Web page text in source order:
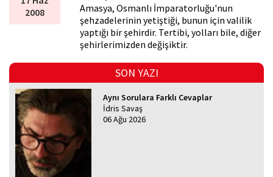
2008
Amasya, Osmanlı İmparatorluğu'nun
şehzadelerinin yetiştiği, bunun için valilik
yaptığı bir şehirdir. Tertibi, yolları bile, diğer
şehirlerimizden değişiktir.
SON YAZI
Aynı Sorulara Farklı Cevaplar
İdris Savaş
06 Ağu 2026